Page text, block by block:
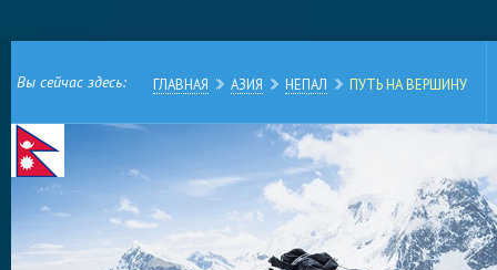
Вы сейчас здесь: ГЛАВНАЯ АЗИЯ НЕПАЛ ПУТЬ НА ВЕРШИНУ